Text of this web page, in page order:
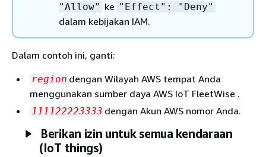
"Allow" ke "Effect": "Deny"
dalam kebijakan IAM.
Dalam contoh ini, ganti:
region dengan Wilayah AWS tempat Anda
menggunakan sumber daya AWS IoT FleetWise .
111122223333 dengan Akun AWS nomor Anda.
Berikan izin untuk semua kendaraan
(IoT things)